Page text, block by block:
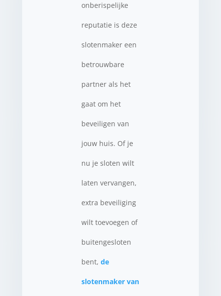
onberispelijke
reputatie is deze
slotenmaker een
betrouwbare
partner als het
gaat om het
beveiligen van
jouw huis. Of je
nu je sloten wilt
laten vervangen,
extra beveiliging
wilt toevoegen of
buitengesloten
bent, de
slotenmaker van